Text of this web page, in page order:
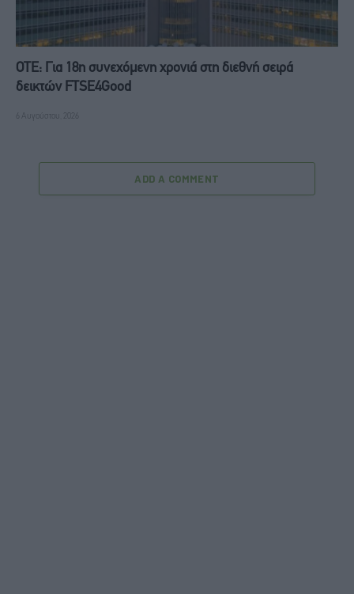
ΟΤΕ: Για 18η συνεχόμενη χρονιά στη διεθνή σειρά
δεικτών FTSE4Good
6 Αυγούστου, 2026
ADD A COMMENT